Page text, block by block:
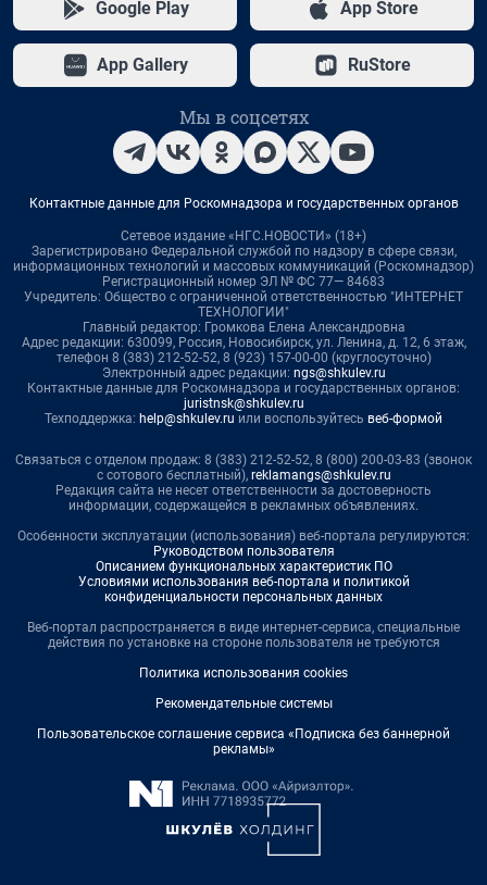
Google Play App Store
App Gallery RuStore
Мы в соцсетях
Контактные данные для Роскомнадзора и государственных органов
Сетевое издание «НГС.НОВОСТИ» (18+)
Зарегистрировано Федеральной службой по надзору в сфере связи,
информационных технологий и массовых коммуникаций (Роскомнадзор)
Регистрационный номер ЭЛ № ФС 77— 84683
Учредитель: Общество с ограниченной ответственностью "ИНТЕРНЕТ
ТЕХНОЛОГИИ"
Главный редактор: Громкова Елена Александровна
Адрес редакции: 630099, Россия, Новосибирск, ул. Ленина, д. 12, 6 этаж,
телефон 8 (383) 212-52-52, 8 (923) 157-00-00 (круглосуточно)
Электронный адрес редакции: ngs@shkulev.ru
Контактные данные для Роскомнадзора и государственных органов:
juristnsk@shkulev.ru
Техподдержка: help@shkulev.ru или воспользуйтесь веб-формой
Связаться с отделом продаж: 8 (383) 212-52-52, 8 (800) 200-03-83 (звонок
с сотового бесплатный), reklamangs@shkulev.ru
Редакция сайта не несет ответственности за достоверность
информации, содержащейся в рекламных объявлениях.
Особенности эксплуатации (использования) веб-портала регулируются:
Руководством пользователя
Описанием функциональных характеристик ПО
Условиями использования веб-портала и политикой
конфиденциальности персональных данных
Веб-портал распространяется в виде интернет-сервиса, специальные
действия по установке на стороне пользователя не требуются
Политика использования cookies
Рекомендательные системы
Пользовательское соглашение сервиса «Подписка без баннерной
рекламы»